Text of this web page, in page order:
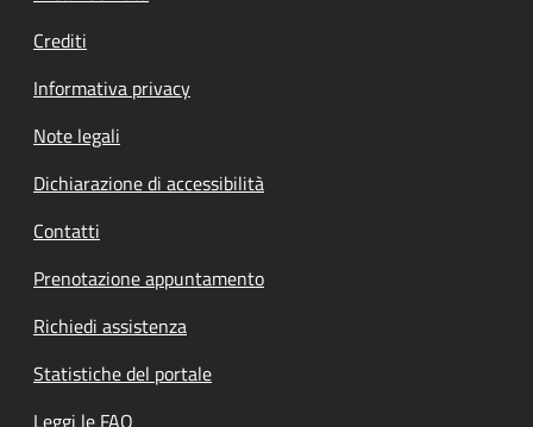
Crediti
Informativa privacy
Note legali
Dichiarazione di accessibilità
Contatti
Prenotazione appuntamento
Richiedi assistenza
Statistiche del portale
Leggi le FAQ